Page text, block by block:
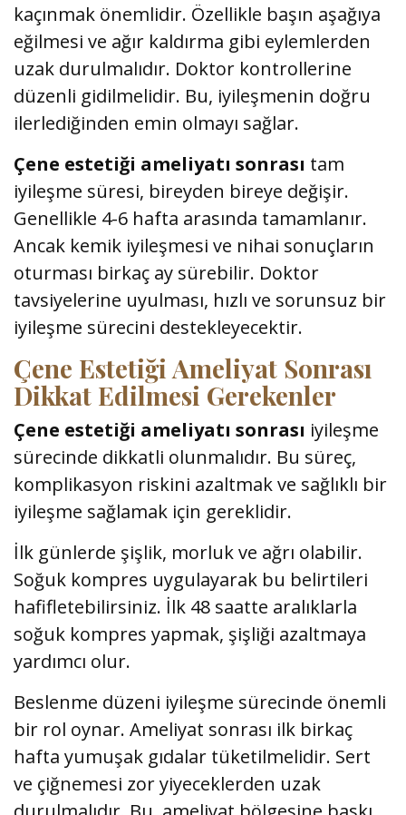
kaçınmak önemlidir. Özellikle başın aşağıya
eğilmesi ve ağır kaldırma gibi eylemlerden
uzak durulmalıdır. Doktor kontrollerine
düzenli gidilmelidir. Bu, iyileşmenin doğru
ilerlediğinden emin olmayı sağlar.
Çene estetiği ameliyatı sonrası tam
iyileşme süresi, bireyden bireye değişir.
Genellikle 4-6 hafta arasında tamamlanır.
Ancak kemik iyileşmesi ve nihai sonuçların
oturması birkaç ay sürebilir. Doktor
tavsiyelerine uyulması, hızlı ve sorunsuz bir
iyileşme sürecini destekleyecektir.
Çene Estetiği Ameliyat Sonrası
Dikkat Edilmesi Gerekenler
Çene estetiği ameliyatı sonrası iyileşme
sürecinde dikkatli olunmalıdır. Bu süreç,
komplikasyon riskini azaltmak ve sağlıklı bir
iyileşme sağlamak için gereklidir.
İlk günlerde şişlik, morluk ve ağrı olabilir.
Soğuk kompres uygulayarak bu belirtileri
hafifletebilirsiniz. İlk 48 saatte aralıklarla
soğuk kompres yapmak, şişliği azaltmaya
yardımcı olur.
Beslenme düzeni iyileşme sürecinde önemli
bir rol oynar. Ameliyat sonrası ilk birkaç
hafta yumuşak gıdalar tüketilmelidir. Sert
ve çiğnemesi zor yiyeceklerden uzak